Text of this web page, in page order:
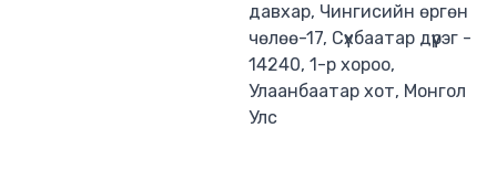
давхар, Чингисийн өргөн
чөлөө-17, Сүхбаатар дүүрэг -
14240, 1-р хороо,
Улаанбаатар хот, Монгол
Улс